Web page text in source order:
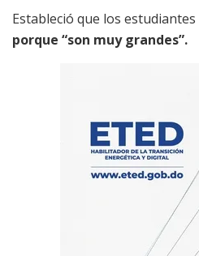
Estableció que los estudiantes
porque “son muy grandes”.